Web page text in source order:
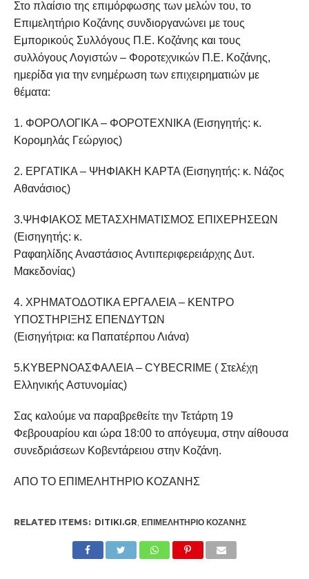
Στο πλαίσιο της επιμόρφωσης των μελών του, το
Επιμελητήριο Κοζάνης συνδιοργανώνει με τους
Εμπορικούς Συλλόγους Π.Ε. Κοζάνης και τους
συλλόγους Λογιστών – Φοροτεχνικών Π.Ε. Κοζάνης,
ημερίδα για την ενημέρωση των επιχειρηματιών με
θέματα:
1. ΦΟΡΟΛΟΓΙΚΑ – ΦΟΡΟΤΕΧΝΙΚΑ (Eισηγητής: κ.
Κορομηλάς Γεώργιος)
2. ΕΡΓΑΤΙΚΑ – ΨΗΦΙΑΚΗ ΚΑΡΤΑ (Εισηγητής: κ. Νάζος
Αθανάσιος)
3.ΨΗΦΙΑΚΟΣ ΜΕΤΑΣΧΗΜΑΤΙΣΜΟΣ ΕΠΙΧΕΡΗΣΕΩΝ
(Εισηγητής: κ.
Ραφαηλίδης Αναστάσιος Αντιπεριφερειάρχης Δυτ.
Μακεδονίας)
4. ΧΡΗΜΑΤΟΔΟΤΙΚΑ ΕΡΓΑΛΕΙΑ – ΚΕΝΤΡΟ
ΥΠΟΣΤΗΡΙΞΗΣ ΕΠΕΝΔΥΤΩΝ
(Εισηγήτρια: κα Παπατέρπου Λιάνα)
5.ΚΥΒΕΡΝΟΑΣΦΑΛΕΙΑ – CYBECRIMΕ ( Στελέχη
Ελληνικής Αστυνομίας)
Σας καλούμε να παραβρεθείτε την Τετάρτη 19
Φεβρουαρίου και ώρα 18:00 το απόγευμα, στην αίθουσα
συνεδριάσεων Kοβεντάρειου στην Κοζάνη.
ΑΠΟ ΤΟ ΕΠΙΜΕΛΗΤΗΡΙΟ ΚΟΖΑΝΗΣ
RELATED ITEMS: DITIKI.GR, ΕΠΙΜΕΛΗΤΉΡΙΟ ΚΟΖΆΝΗΣ